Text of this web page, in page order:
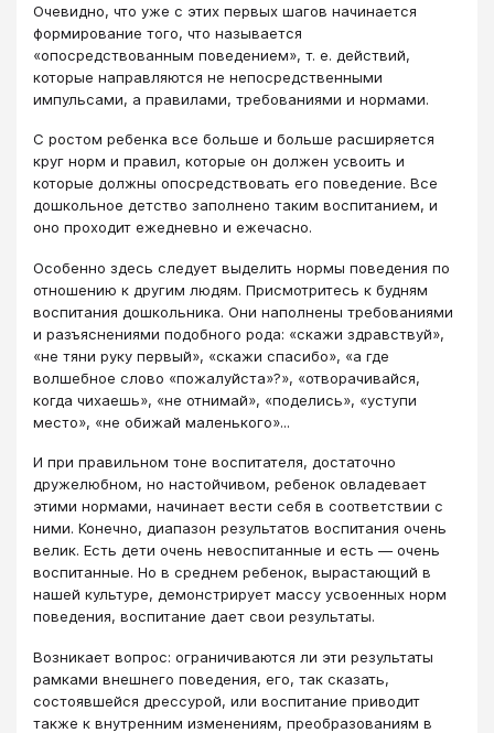
Очевидно, что уже с этих первых шагов начинается
формирование того, что называется
«опосредствованным поведением», т. е. действий,
которые направляются не непосредственными
импульсами, а правилами, требованиями и нормами.
С ростом ребенка все больше и больше расширяется
круг норм и правил, которые он должен усвоить и
которые должны опосредствовать его поведение. Все
дошкольное детство заполнено таким воспитанием, и
оно проходит ежедневно и ежечасно.
Особенно здесь следует выделить нормы поведения по
отношению к другим людям. Присмотритесь к будням
воспитания дошкольника. Они наполнены требованиями
и разъяснениями подобного рода: «скажи здравствуй»,
«не тяни руку первый», «скажи спасибо», «а где
волшебное слово «пожалуйста»?», «отворачивайся,
когда чихаешь», «не отнимай», «поделись», «уступи
место», «не обижай маленького»...
И при правильном тоне воспитателя, достаточно
дружелюбном, но настойчивом, ребенок овладевает
этими нормами, начинает вести себя в соответствии с
ними. Конечно, диапазон результатов воспитания очень
велик. Есть дети очень невоспитанные и есть — очень
воспитанные. Но в среднем ребенок, вырастающий в
нашей культуре, демонстрирует массу усвоенных норм
поведения, воспитание дает свои результаты.
Возникает вопрос: ограничиваются ли эти результаты
рамками внешнего поведения, его, так сказать,
состоявшейся дрессурой, или воспитание приводит
также к внутренним изменениям, преобразованиям в